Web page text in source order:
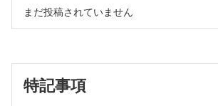
PT （岩坂英巳）
ABA－VBを中心に （若井道子，平岩幹男）
PECS （園山繁樹）
まだ投稿されていません
特記事項